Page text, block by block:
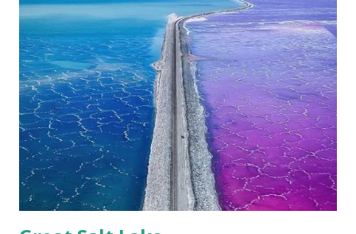
Happy Việt Nam 2024 Vietnam.vn